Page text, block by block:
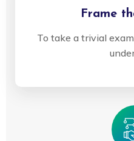
Frame
To take a trivial